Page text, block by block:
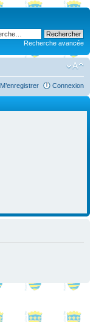
Recherche avancée
M’enregistrer Connexion